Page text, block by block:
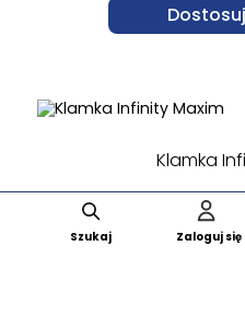
Szukaj Zaloguj się
Klamka
82,89 zł